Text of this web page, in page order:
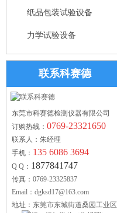
纸品包装试验设备
力学试验设备
联系科赛德
东莞市科赛德检测仪器有限公司
订购热线： 0769-23321650
联系人：朱经理
手机： 135 6086 3694
Q Q： 1877841747
传真： 0769-23325837
Email：dgksd17@163.com
地址： 东莞市东城街道桑园工业区